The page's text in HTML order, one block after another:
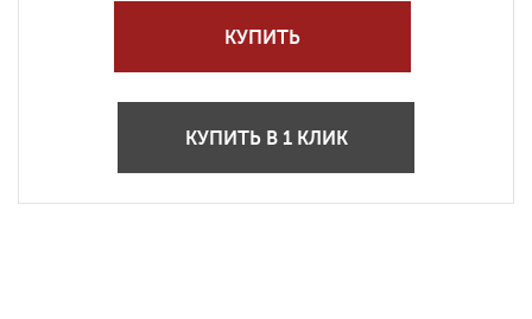
КУПИТЬ
КУПИТЬ В 1 КЛИК